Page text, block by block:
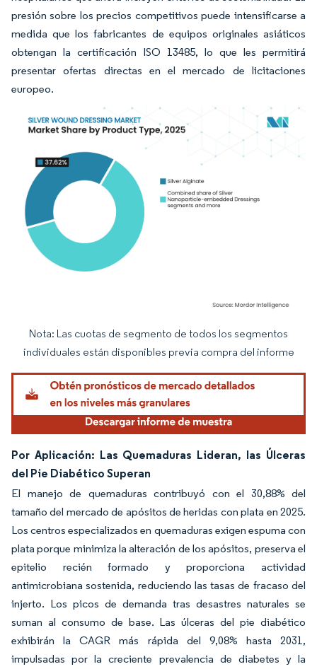
presión sobre los precios competitivos puede intensificarse a
medida que los fabricantes de equipos originales asiáticos
obtengan la certificación ISO 13485, lo que les permitirá
presentar ofertas directas en el mercado de licitaciones
europeo.
Imagen © Mordor Intelligence. El uso requiere atribución según CC BY 4.0.
Nota: Las cuotas de segmento de todos los segmentos
individuales están disponibles previa compra del informe
Por Aplicación: Las Quemaduras Lideran, las Úlceras
del Pie Diabético Superan
El manejo de quemaduras contribuyó con el 30,88% del
tamaño del mercado de apósitos de heridas con plata en 2025.
Los centros especializados en quemaduras exigen espuma con
plata porque minimiza la alteración de los apósitos, preserva el
epitelio recién formado y proporciona actividad
antimicrobiana sostenida, reduciendo las tasas de fracaso del
injerto. Los picos de demanda tras desastres naturales se
suman al consumo de base. Las úlceras del pie diabético
exhibirán la CAGR más rápida del 9,08% hasta 2031,
impulsadas por la creciente prevalencia de diabetes y la